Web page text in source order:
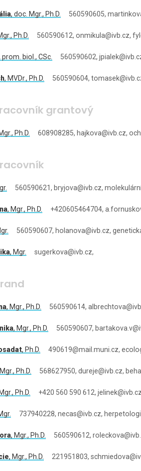
, doc. Mgr., Ph.D. 560590605,
, Ph.D. 560590612, onmikula@ivb.cz,
prom. biol. , CSc. 560590602,
, MVDr., Ph.D. 560590604,
grantový
, Ph.D. 608908285, hajkova@ivb.cz,
560590621, bryjova@ivb.cz,
, Mgr., Ph.D. +420605464704,
560590607, holanova@ivb.cz,
, Mgr. sugerkova@ivb.cz,
, Mgr., Ph.D. 560590614,
, Mgr., Ph.D. 560590607,
, Ph.D. 490619@mail.muni.cz,
Mgr., Ph.D. 568627950, dureje@ivb.cz,
Mgr., Ph.D. +420 560 590 612,
737940228, necas@ivb.cz,
, Mgr., Ph.D. 560590612,
, Mgr., Ph.D. 221951803,